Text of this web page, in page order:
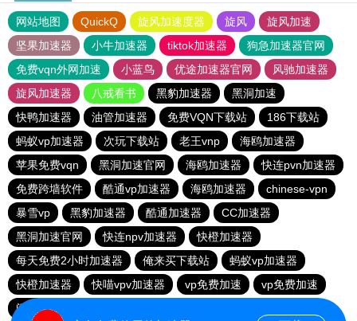
网站地图 QuickQ 旋风加速度器 旋风
旋风加速
坚果加速器
小牛加速器 tiktok加速器
狗急加速器官网
免费vqn外网加速
小蓝鸟 优途加速器官网
风驰加速器
旋风加速器
八戒看书 黑豹加速器
黑洞加速
快鸭加速器
油管加速器 免费VQN下载站
186下载站
蚂蚁vp加速器
次玩下载站 老王vnp
海鸥加速器
苹果免费vqn
黑洞加速官网 海鸥加速器
快连pvn加速器
免费跨墙软件
酷通vp加速器 海鸥加速器
chinese-vpn
暴雪vp
黑豹加速器 酷通加速器
CC加速器
黑洞加速官网
快连npv加速器
快橙加速器
每天免费2小时加速器
俺来买下载站
蚂蚁vp加速器
快橙加速器
快喵vpv加速器 vp免费加速
vp免费加速
闪电猫加速器-speedcat